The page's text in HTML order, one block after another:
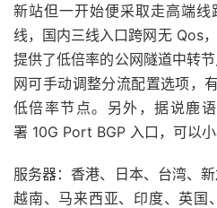
新站但一开始便采取走高端
线，国内三线入口跨网无 Qos
提供了低倍率的公网隧道中转
网可手动调整分流配置选项，
低倍率节点。另外，据说鹿
署 10G Port BGP 入口，可以小
服务器：香港、日本、台湾、
越南、马来西亚、印度、英国